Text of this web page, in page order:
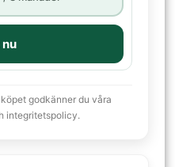
nu
godkänner du våra
integritetspolicy.